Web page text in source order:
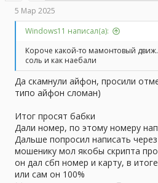
5 Мар 2025
Windows11 написал(а):
Короче какой-то мамонтовый
соль и как наебали
Да скамнули айфон, просили
типо айфон сломан)
Итог просят бабки
Дали номер, по этому номеру
Дальше попросил написать
мошенику мол якобы скрипта
он дал сбп номер и карту, в
или сам он 100%